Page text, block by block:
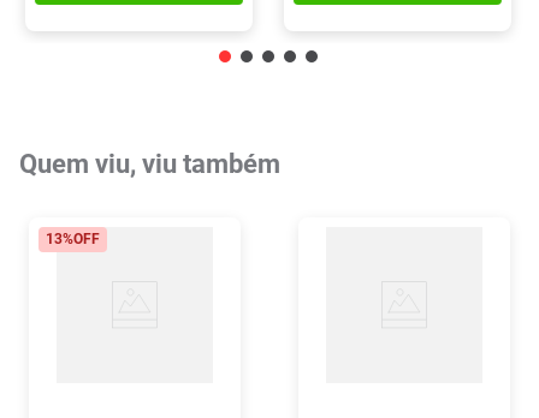
Quem viu, viu também
13%OFF